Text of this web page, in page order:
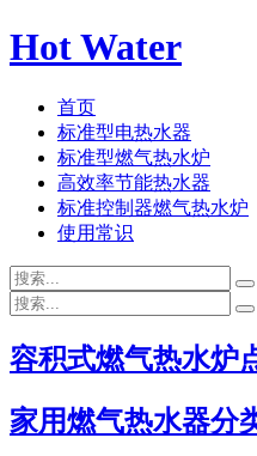
Hot Water
首页
标准型电热水器
标准型燃气热水炉
高效率节能热水器
标准控制器燃气热水炉
使用常识
容积式燃气热水炉
家用燃气热水器分